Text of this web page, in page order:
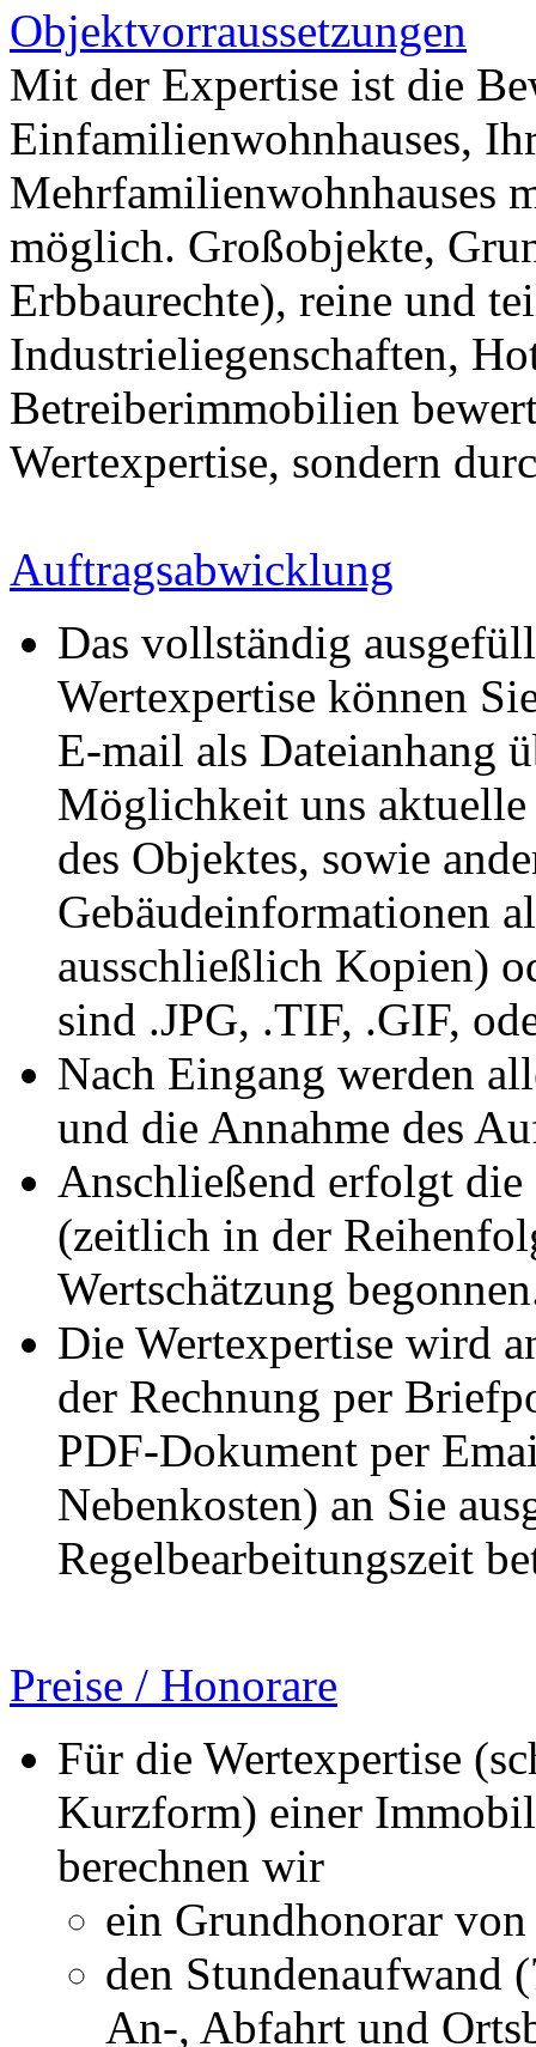
Objektvorraussetzungen
Mit der Expertise ist die
Einfamilienwohnhauses,
Mehrfamilienwohnhauses
möglich. Großobjekte,
Erbbaurechte), reine und
Industrieliegenschaften,
Betreiberimmobilien
Wertexpertise, sondern
Auftragsabwicklung
Das vollständig
Wertexpertise können
E-mail als Dateianhang
Möglichkeit uns
des Objektes, sowie
Gebäudeinformationen
ausschließlich Kopien)
sind .JPG, .TIF, .GIF,
Nach Eingang werden
und die Annahme des
Anschließend erfolgt
(zeitlich in der
Wertschätzung
Die Wertexpertise wird
der Rechnung per
PDF-Dokument per
Nebenkosten) an Sie
Regelbearbeitungszeit
Preise / Honorare
Für die Wertexpertise
Kurzform) einer
berechnen wir
ein Grundhonorar
den
An-, Abfahrt und